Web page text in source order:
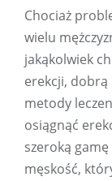
Chociaż
wielu
jakąkolwiek
erekcji, dobrą
metody
osiągnąć
szeroką
męskość,